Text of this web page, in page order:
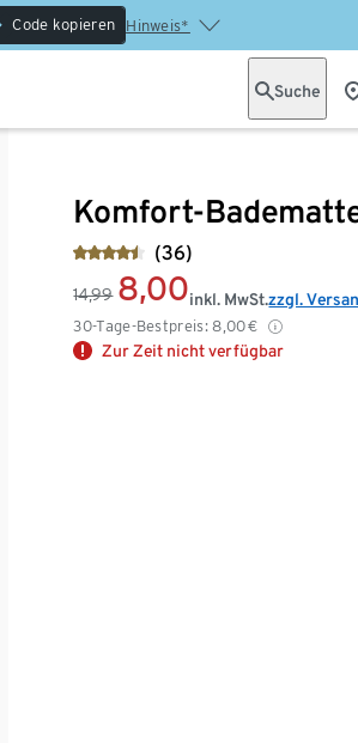
Code kopieren Hinweis*
Suche
Komfort-
(36)
14,99 8,00
30-Tage-Bestpreis: 8,00€
inkl. MwSt.zzgl.
Zur Zeit nicht verfügbar